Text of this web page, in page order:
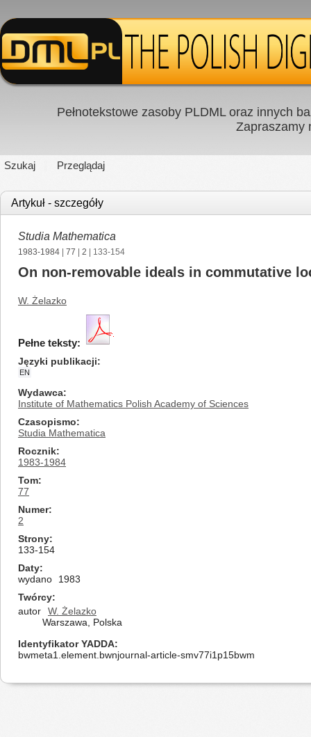
Pełnotekstowe zasoby PLDML oraz innych
Zapraszamy
Szukaj Przeglądaj
Artykuł - szczegóły
Studia Mathematica
1983-1984 77 2 | 133-154
On non-removable ideals in commutative
W. Żelazko
Pełne teksty:
Języki publikacji
EN
Wydawca
Institute of Mathematics Polish Academy of Sciences
Czasopismo
Studia Mathematica
Rocznik
1983-1984
Tom
77
Numer
2
Strony
133-154
Daty
wydano
1983
Twórcy
autor
W. Żelazko
Warszawa, Polska
Identyfikator YADDA
bwmeta1.element.bwnjournal-article-smv77i1p15bwm